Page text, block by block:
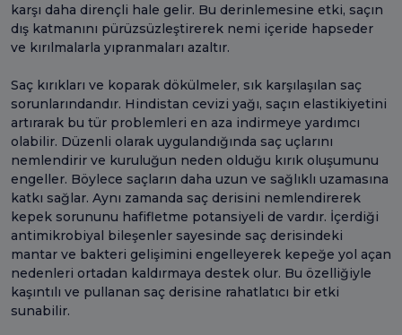
karşı daha dirençli hale gelir. Bu derinlemesine etki, saçın
dış katmanını pürüzsüzleştirerek nemi içeride hapseder
ve kırılmalarla yıpranmaları azaltır.
Saç kırıkları ve koparak dökülmeler, sık karşılaşılan saç
sorunlarındandır. Hindistan cevizi yağı, saçın elastikiyetini
artırarak bu tür problemleri en aza indirmeye yardımcı
olabilir. Düzenli olarak uygulandığında saç uçlarını
nemlendirir ve kuruluğun neden olduğu kırık oluşumunu
engeller. Böylece saçların daha uzun ve sağlıklı uzamasına
katkı sağlar. Aynı zamanda saç derisini nemlendirerek
kepek sorununu hafifletme potansiyeli de vardır. İçerdiği
antimikrobiyal bileşenler sayesinde saç derisindeki
mantar ve bakteri gelişimini engelleyerek kepeğe yol açan
nedenleri ortadan kaldırmaya destek olur. Bu özelliğiyle
kaşıntılı ve pullanan saç derisine rahatlatıcı bir etki
sunabilir.